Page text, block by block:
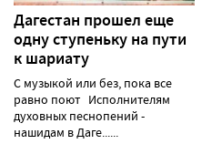
Дагестан прошел еще
одну ступеньку на пути
к шариату
С музыкой или без, пока все
равно поют Исполнителям
духовных песнопений -
нашидам в Даге......